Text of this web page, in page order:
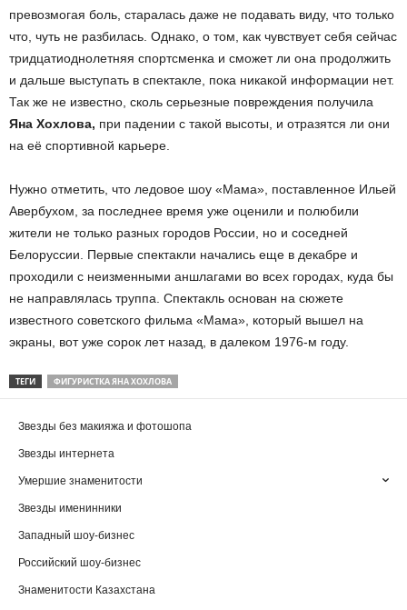
превозмогая боль, старалась даже не подавать виду, что только
что, чуть не разбилась. Однако, о том, как чувствует себя сейчас
тридцатиоднолетняя спортсменка и сможет ли она продолжить
и дальше выступать в спектакле, пока никакой информации нет.
Так же не известно, сколь серьезные повреждения получила
Яна Хохлова, при падении с такой высоты, и отразятся ли они
на её спортивной карьере.
Нужно отметить, что ледовое шоу «Мама», поставленное Ильей
Авербухом, за последнее время уже оценили и полюбили
жители не только разных городов России, но и соседней
Белоруссии. Первые спектакли начались еще в декабре и
проходили с неизменными аншлагами во всех городах, куда бы
не направлялась труппа. Спектакль основан на сюжете
известного советского фильма «Мама», который вышел на
экраны, вот уже сорок лет назад, в далеком 1976-м году.
ТЕГИ ФИГУРИСТКА ЯНА ХОХЛОВА
Звезды без макияжа и фотошопа
Звезды интернета
Умершие знаменитости
Звезды именинники
Западный шоу-бизнес
Российский шоу-бизнес
Знаменитости Казахстана